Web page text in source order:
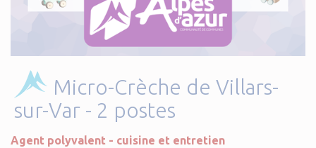
Micro-Crèche de Villars-
sur-Var - 2 postes
Agent polyvalent - cuisine et entretien